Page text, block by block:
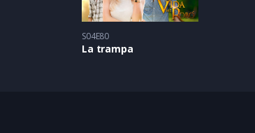
S04E80
La trampa